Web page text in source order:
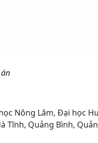
Nông Lâm, Đại học
Tĩnh, Quảng Bình,